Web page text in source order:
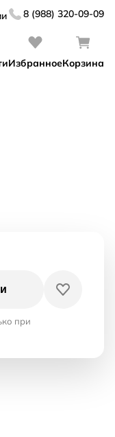
8 (988) 320-09-09
ИзбранноеКорзина
при